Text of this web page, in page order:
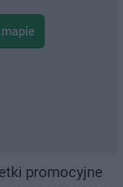
promocyjne